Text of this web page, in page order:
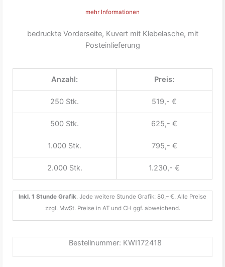
mehr Informationen
bedruckte Vorderseite, Kuvert mit Klebelasche, mit
Posteinlieferung
Anzahl: Preis:
250 Stk. 519,- €
500 Stk. 625,- €
1.000 Stk. 795,- €
2.000 Stk. 1.230,- €
Inkl. 1 Stunde Grafik. Jede weitere Stunde Grafik: 80,– €. Alle Preise
zzgl. MwSt. Preise in AT und CH ggf. abweichend.
Bestellnummer: KWI172418